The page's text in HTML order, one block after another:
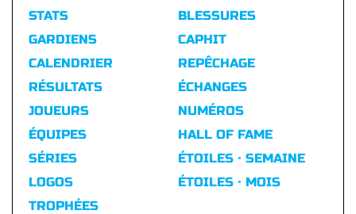
STATS
GARDIENS
CALENDRIER
RÉSULTATS
BLESSURES
CAPHIT
REPÊCHAGE
ÉCHANGES
JOUEURS
ÉQUIPES
SÉRIES
LOGOS
TROPHÉES
NUMÉROS
HALL OF FAME
ÉTOILES · SEMAINE
ÉTOILES · MOIS